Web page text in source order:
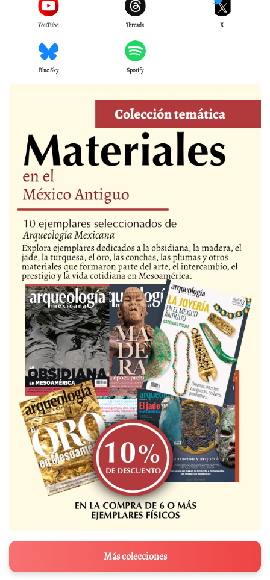
YouTube Threads X
Blue Sky Spotify
Más colecciones